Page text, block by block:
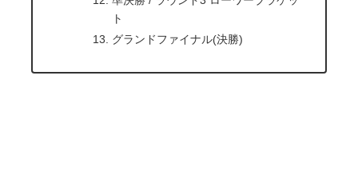
ト
グランドファイナル(決勝)